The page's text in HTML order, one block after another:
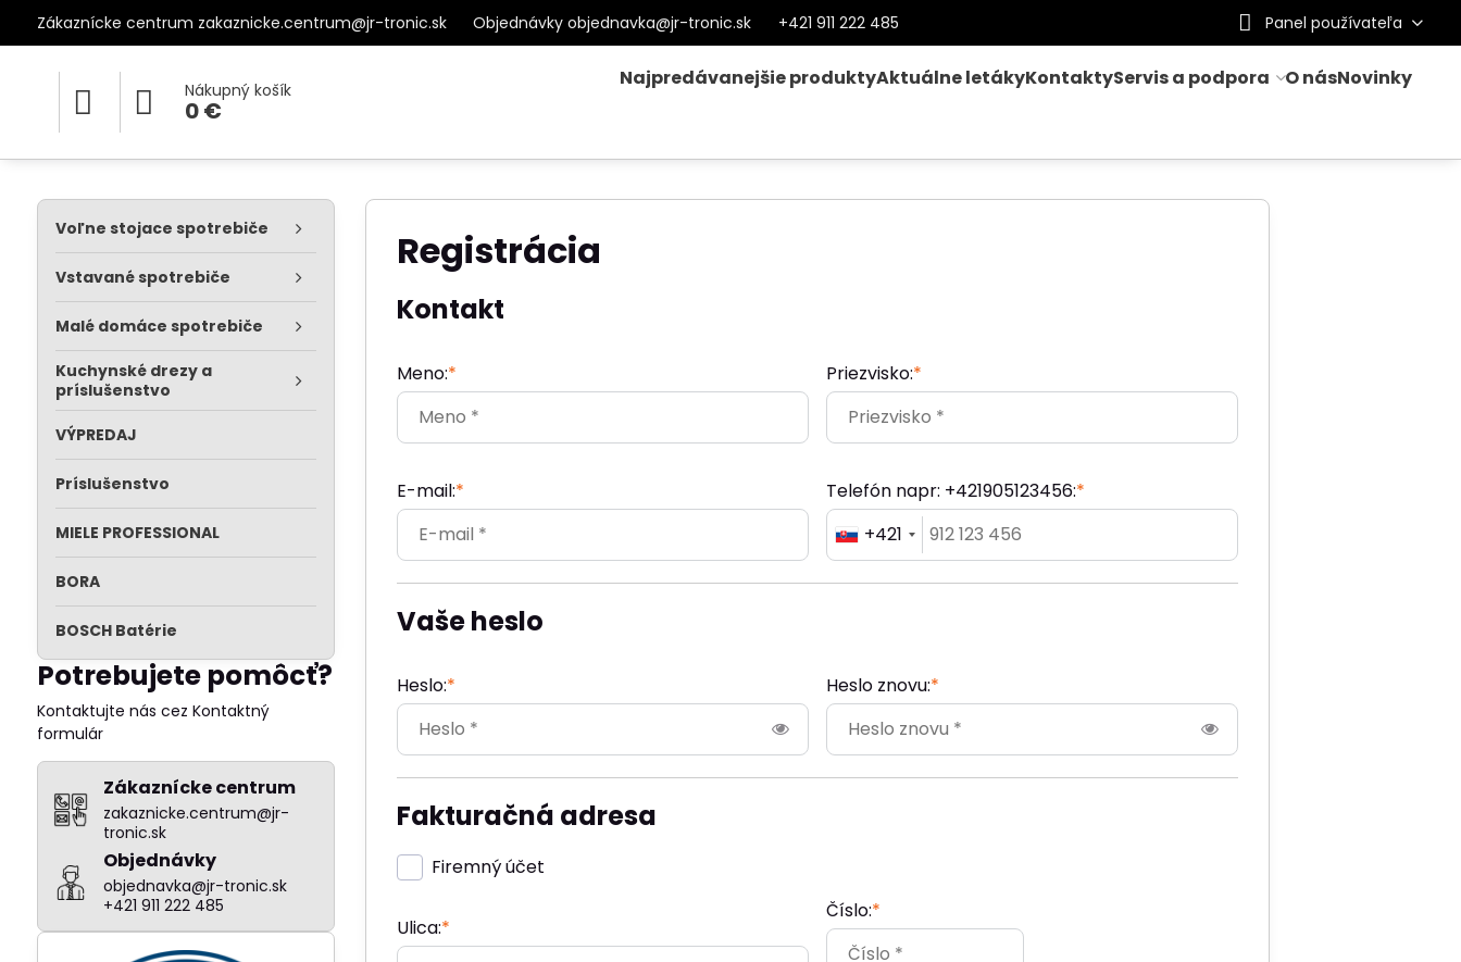
Zákaznícke centrum zakaznicke.centrum@jr-tronic.sk Objednávky objednavka@jr-tronic.sk +421 911 222 485 Panel používateľa
Nákupný košík
0 €
Najpredávanejšie produktyAktuálne letákyKontaktyServis a podpora O násNovinky
Registrácia
Kontakt
Meno:* Priezvisko:*
E-mail:* Telefón napr: +421905123456:*
+421
Vaše heslo
Heslo:* Heslo znovu:*
Fakturačná adresa
Firemný účet
Ulica:*
Číslo:*
Voľne stojace spotrebiče
Vstavané spotrebiče
Malé domáce spotrebiče
Kuchynské drezy a
príslušenstvo
VÝPREDAJ
Príslušenstvo
MIELE PROFESSIONAL
BORA
BOSCH Batérie
Potrebujete pomôcť?
Kontaktujte nás cez Kontaktný
formulár
Zákaznícke centrum
zakaznicke.centrum@jr-
tronic.sk
Objednávky
objednavka@jr-tronic.sk
+421 911 222 485